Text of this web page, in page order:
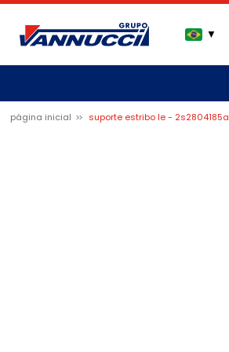
▼
página inicial suporte estribo le - 2s2804185a